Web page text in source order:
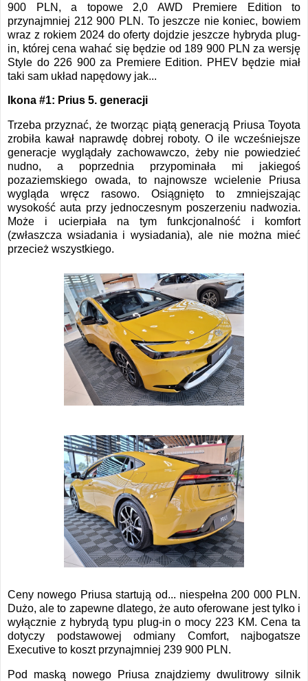
900 PLN, a topowe 2,0 AWD Premiere Edition to
przynajmniej 212 900 PLN. To jeszcze nie koniec, bowiem
wraz z rokiem 2024 do oferty dojdzie jeszcze hybryda plug-
in, której cena wahać się będzie od 189 900 PLN za wersję
Style do 226 900 za Premiere Edition. PHEV będzie miał
taki sam układ napędowy jak...
Ikona #1: Prius 5. generacji
Trzeba przyznać, że tworząc piątą generacją Priusa Toyota
zrobiła kawał naprawdę dobrej roboty. O ile wcześniejsze
generacje wyglądały zachowawczo, żeby nie powiedzieć
nudno, a poprzednia przypominała mi jakiegoś
pozaziemskiego owada, to najnowsze wcielenie Priusa
wygląda wręcz rasowo. Osiągnięto to zmniejszając
wysokość auta przy jednoczesnym poszerzeniu nadwozia.
Może i ucierpiała na tym funkcjonalność i komfort
(zwłaszcza wsiadania i wysiadania), ale nie można mieć
przecież wszystkiego.
Ceny nowego Priusa startują od... niespełna 200 000 PLN.
Dużo, ale to zapewne dlatego, że auto oferowane jest tylko i
wyłącznie z hybrydą typu plug-in o mocy 223 KM. Cena ta
dotyczy podstawowej odmiany Comfort, najbogatsze
Executive to koszt przynajmniej 239 900 PLN.
Pod maską nowego Priusa znajdziemy dwulitrowy silnik